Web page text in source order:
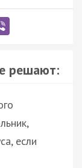
решают:
если